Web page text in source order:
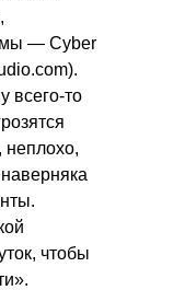
— Cyber
всего-то
неплохо,
чтобы